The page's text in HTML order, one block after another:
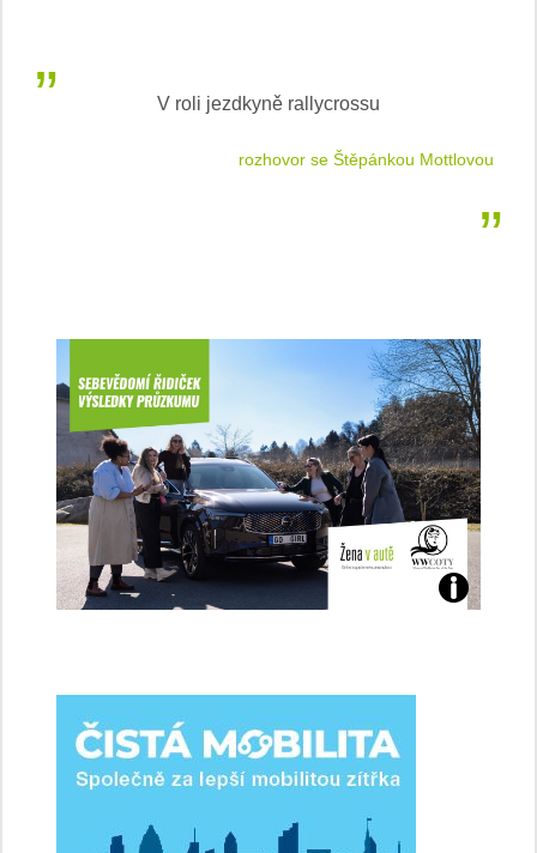
V roli jezdkyně rallycrossu
rozhovor se Štěpánkou Mottlovou
Jaké